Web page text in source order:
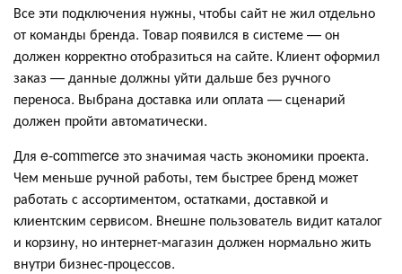
Все эти подключения нужны, чтобы сайт не жил отдельно
от команды бренда. Товар появился в системе — он
должен корректно отобразиться на сайте. Клиент оформил
заказ — данные должны уйти дальше без ручного
переноса. Выбрана доставка или оплата — сценарий
должен пройти автоматически.
Для e-commerce это значимая часть экономики проекта.
Чем меньше ручной работы, тем быстрее бренд может
работать с ассортиментом, остатками, доставкой и
клиентским сервисом. Внешне пользователь видит каталог
и корзину, но интернет-магазин должен нормально жить
внутри бизнес-процессов.